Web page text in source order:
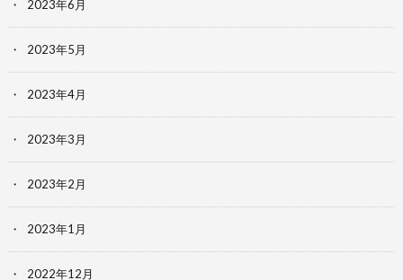
2023年6月
2023年5月
2023年4月
2023年3月
2023年2月
2023年1月
2022年12月